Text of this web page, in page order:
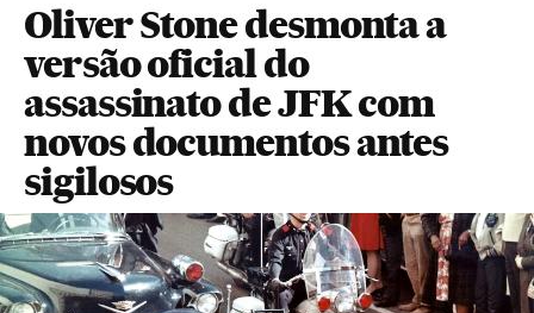
Oliver Stone desmonta a
versão oficial do
assassinato de JFK com
novos documentos antes
sigilosos